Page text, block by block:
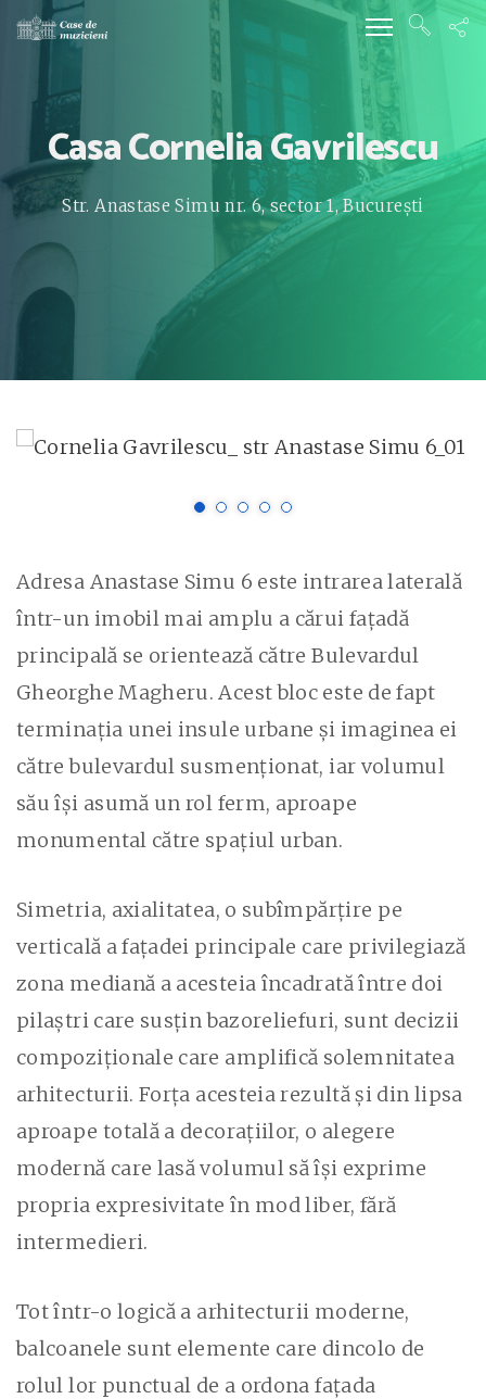
Casa Cornelia Gavrilescu
Str. Anastase Simu nr. 6, sector 1, București
Adresa Anastase Simu 6 este intrarea laterală
într-un imobil mai amplu a cărui fațadă
principală se orientează către Bulevardul
Gheorghe Magheru. Acest bloc este de fapt
terminația unei insule urbane și imaginea ei
către bulevardul susmenționat, iar volumul
său își asumă un rol ferm, aproape
monumental către spațiul urban.
Simetria, axialitatea, o subîmpărțire pe
verticală a fațadei principale care privilegiază
zona mediană a acesteia încadrată între doi
pilaștri care susțin bazoreliefuri, sunt decizii
compoziționale care amplifică solemnitatea
arhitecturii. Forța acesteia rezultă și din lipsa
aproape totală a decorațiilor, o alegere
modernă care lasă volumul să își exprime
propria expresivitate în mod liber, fără
intermedieri.
Tot într-o logică a arhitecturii moderne,
balcoanele sunt elemente care dincolo de
rolul lor punctual de a ordona fațada